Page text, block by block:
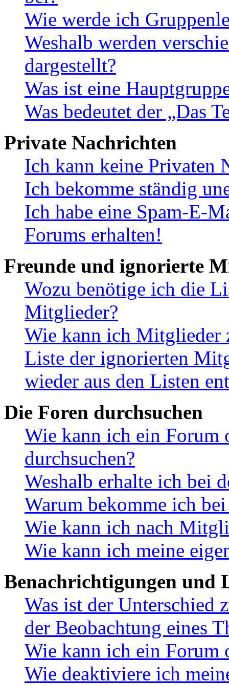
Wie werde ich
Weshalb werden
dargestellt?
Was ist eine
Was bedeutet der „Das
Private Nachrichten
Ich kann keine Privaten
Ich bekomme ständig
Ich habe eine Spam-E-
Forums erhalten!
Freunde und ignorierte
Wozu benötige ich die
Mitglieder?
Wie kann ich Mitglieder
Liste der ignorierten
wieder aus den Listen
Die Foren durchsuchen
Wie kann ich ein Forum
durchsuchen?
Weshalb erhalte ich bei
Warum bekomme ich
Wie kann ich nach
Wie kann ich meine
Benachrichtigungen und
Was ist der Unterschied
der Beobachtung eines
Wie kann ich ein Forum
Wie deaktiviere ich